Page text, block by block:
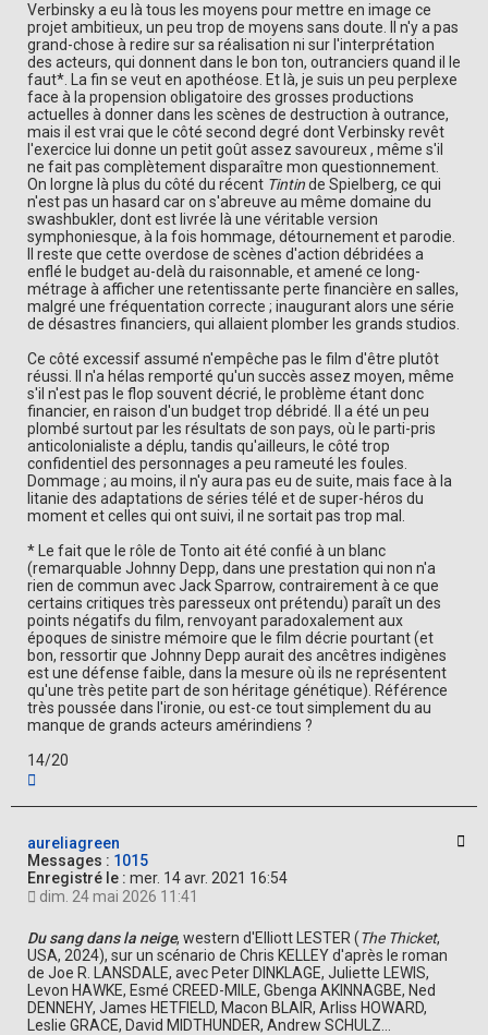
Verbinsky a eu là tous les moyens pour mettre en image ce
projet ambitieux, un peu trop de moyens sans doute. Il n'y a pas
grand-chose à redire sur sa réalisation ni sur l'interprétation
des acteurs, qui donnent dans le bon ton, outranciers quand il le
faut*. La fin se veut en apothéose. Et là, je suis un peu perplexe
face à la propension obligatoire des grosses productions
actuelles à donner dans les scènes de destruction à outrance,
mais il est vrai que le côté second degré dont Verbinsky revêt
l'exercice lui donne un petit goût assez savoureux , même s'il
ne fait pas complètement disparaître mon questionnement.
On lorgne là plus du côté du récent Tintinde Spielberg, ce qui
n'est pas un hasard car on s'abreuve au même domaine du
swashbukler, dont est livrée là une véritable version
symphoniesque, à la fois hommage, détournement et parodie.
Il reste que cette overdose de scènes d'action débridées a
enflé le budget au-delà du raisonnable, et amené ce long-
métrage à afficher une retentissante perte financière en salles,
malgré une fréquentation correcte ; inaugurant alors une série
de désastres financiers, qui allaient plomber les grands studios.
Ce côté excessif assumé n'empêche pas le film d'être plutôt
réussi. Il n'a hélas remporté qu'un succès assez moyen, même
s'il n'est pas le flop souvent décrié, le problème étant donc
financier, en raison d'un budget trop débridé. Il a été un peu
plombé surtout par les résultats de son pays, où le parti-pris
anticolonialiste a déplu, tandis qu'ailleurs, le côté trop
confidentiel des personnages a peu rameuté les foules.
Dommage ; au moins, il n'y aura pas eu de suite, mais face à la
litanie des adaptations de séries télé et de super-héros du
moment et celles qui ont suivi, il ne sortait pas trop mal.
* Le fait que le rôle de Tonto ait été confié à un blanc
(remarquable Johnny Depp, dans une prestation qui non n'a
rien de commun avec Jack Sparrow, contrairement à ce que
certains critiques très paresseux ont prétendu) paraît un des
points négatifs du film, renvoyant paradoxalement aux
époques de sinistre mémoire que le film décrie pourtant (et
bon, ressortir que Johnny Depp aurait des ancêtres indigènes
est une défense faible, dans la mesure où ils ne représentent
qu'une très petite part de son héritage génétique). Référence
très poussée dans l'ironie, ou est-ce tout simplement du au
manque de grands acteurs amérindiens ?
14/20
u
aureliagreen
Messages : 1015
Enregistré le : mer. 14 avr. 2021 16:54
dim. 24 mai 2026 11:41
Du sang dans la neige, western d'Elliott LESTER (The Thicket,
USA, 2024), sur un scénario de Chris KELLEY d'après le roman
de Joe R. LANSDALE, avec Peter DINKLAGE, Juliette LEWIS,
Levon HAWKE, Esmé CREED-MILE, Gbenga AKINNAGBE, Ned
DENNEHY, James HETFIELD, Macon BLAIR, Arliss HOWARD,
Leslie GRACE, David MIDTHUNDER, Andrew SCHULZ...